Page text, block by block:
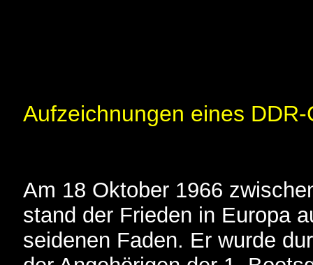
Aufzeichnungen eines
Am 18 Oktober 1966
stand der Frieden in Europa
seidenen Faden. Er wurde